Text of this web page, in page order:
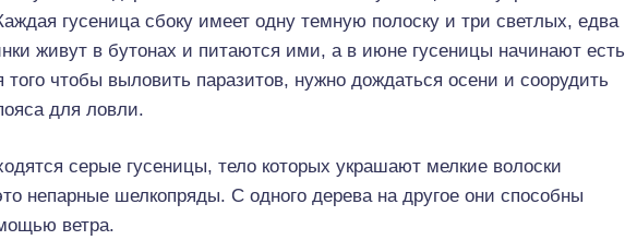
гусеница сбоку имеет одну темную полоску и три светлых, едва
живут в бутонах и питаются ими, а в июне гусеницы начинают есть
чтобы выловить паразитов, нужно дождаться осени и соорудить
для ловли.
серые гусеницы, тело которых украшают мелкие волоски
непарные шелкопряды. С одного дерева на другое они способны
ветра.